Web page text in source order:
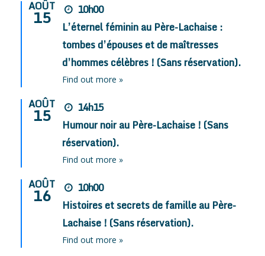
AOÛT
15
10h00
L’éternel féminin au Père-Lachaise :
tombes d’épouses et de maîtresses
d’hommes célèbres ! (Sans réservation).
Find out more »
AOÛT
15
14h15
Humour noir au Père-Lachaise ! (Sans
réservation).
Find out more »
AOÛT
16
10h00
Histoires et secrets de famille au Père-
Lachaise ! (Sans réservation).
Find out more »